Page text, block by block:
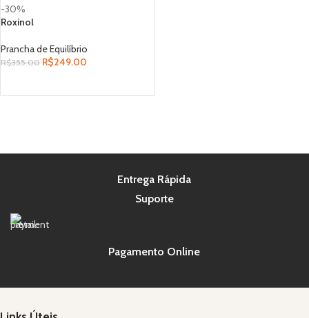
-30%
Roxinol
Prancha de Equilíbrio
R$355.00 R$249.00
Entrega Rápida
Suporte
Pagamento Online